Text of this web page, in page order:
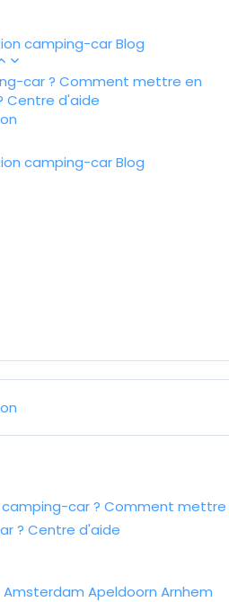
camping-carBlog
car ? Comment mettre en
Centre d'aide
camping-carBlog
car ? Comment mettre
? Centre d'aide
Amsterdam Apeldoorn Arnhem